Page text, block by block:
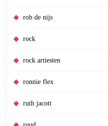
rob de nijs
rock
rock artiesten
ronnie flex
ruth jacott